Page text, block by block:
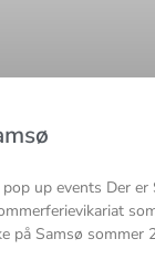
up events Der
på Samsø sommer